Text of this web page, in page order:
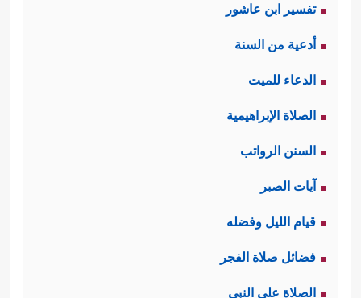
تفسير ابن عاشور
أدعية من السنة
الدعاء للميت
الصلاة الإبراهيمية
السنن الرواتب
آيات الصبر
قيام الليل وفضله
فضائل صلاة الفجر
الصلاة على النبي